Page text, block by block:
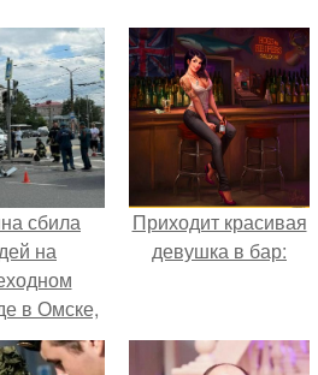
сбила
на
в Омске,
8
Приходит красивая
девушка в бар: